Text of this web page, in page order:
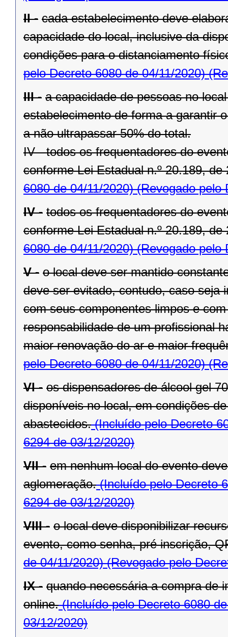
II - cada estabelecimento deve
capacidade do local, inclusive da
condições para o distanciamento
pelo Decreto 6080 de 04/11/2020)
III - a capacidade de pessoas no
estabelecimento de forma a garantir
a não ultrapassar 50% do total.
IV - todos os frequentadores do
conforme Lei Estadual n.º 20.189, de
6080 de 04/11/2020)(Revogado pelo
IV - todos os frequentadores do
conforme Lei Estadual n.º 20.189, de
6080 de 04/11/2020)(Revogado pelo
V - o local deve ser mantido
deve ser evitado, contudo, caso seja
com seus componentes limpos e
responsabilidade de um profissional
maior renovação do ar e maior
pelo Decreto 6080 de 04/11/2020)
VI - os dispensadores de álcool gel
disponíveis no local, em condições
abastecidos.(Incluído pelo Decreto
6294 de 03/12/2020)
VII - em nenhum local do evento
aglomeração.(Incluído pelo Decreto
6294 de 03/12/2020)
VIII - o local deve disponibilizar
evento, como senha, pré inscrição,
de 04/11/2020)(Revogado pelo
IX - quando necessária a compra de
online.(Incluído pelo Decreto 6080
03/12/2020)